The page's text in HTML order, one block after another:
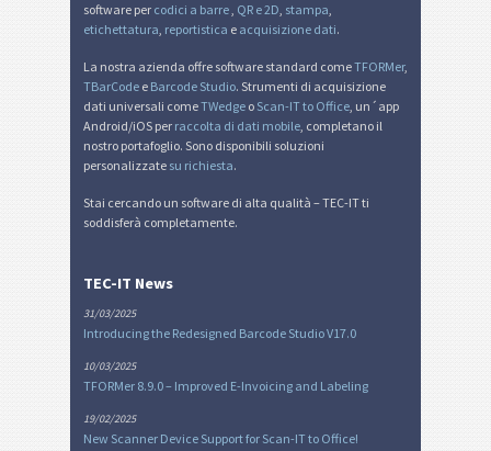
software per codici a barre, QR e 2D, stampa,
etichettatura, reportistica e acquisizione dati.
La nostra azienda offre software standard comeTFORMer,
TBarCode e Barcode Studio. Strumenti di acquisizione
dati universali comeTWedge o Scan-IT to Office, un´app
Android/iOS per raccolta di dati mobile, completano il
nostro portafoglio. Sono disponibili soluzioni
personalizzate su richiesta.
Stai cercando un software di alta qualità – TEC-IT ti
soddisferà completamente.
TEC-IT News
31/03/2025
Introducing the Redesigned Barcode Studio V17.0
10/03/2025
TFORMer 8.9.0 – Improved E-Invoicing and Labeling
19/02/2025
New Scanner Device Support for Scan-IT to Office!